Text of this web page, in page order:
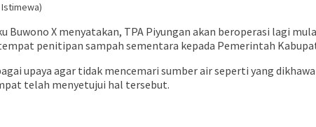
Buwono X menyatakan, TPA Piyungan akan beroperasi lagi
penitipan sampah sementara kepada Pemerintah
upaya agar tidak mencemari sumber air seperti yang
telah menyetujui hal tersebut.